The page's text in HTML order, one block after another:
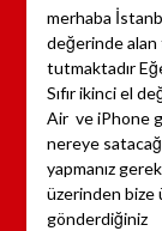
merhaba
değerinde alan
tutmaktadır
Sıfır ikinci el
Air ve iPhone
nereye
yapmanız
üzerinden bize
gönderdiğiniz